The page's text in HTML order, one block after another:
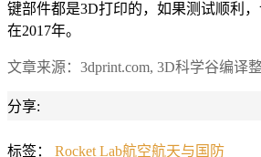
键部件都是3D打印的，如果测试顺利
在2017年。
文章来源：3dprint.com, 3D科学谷编译
分享:
标签： Rocket Lab航空航天与国防